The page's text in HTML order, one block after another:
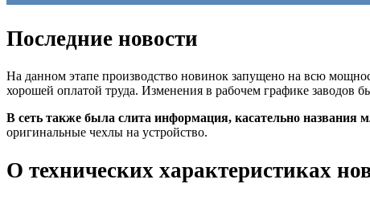
Последние новости
На данном этапе производство новинок запущено на всю
хорошей оплатой труда. Изменения в рабочем графике заводов
В сеть также была слита информация, касательно названия
оригинальные чехлы на устройство.
О технических характеристиках